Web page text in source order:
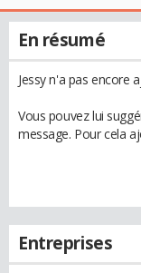
En résumé
Jessy n'a pas encore
Vous pouvez lui
message. Pour cela
Entreprises